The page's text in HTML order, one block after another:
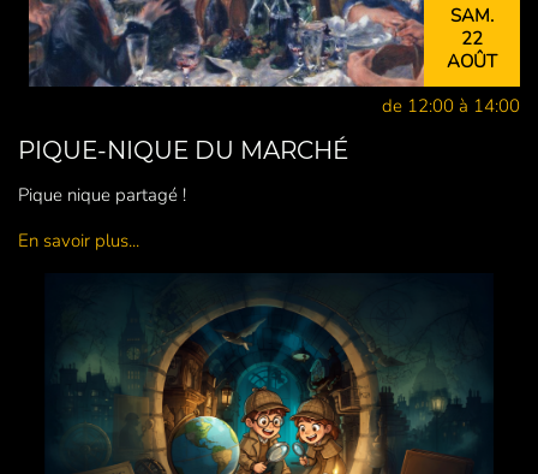
SAM.
22
AOÛT
de 12:00 à 14:00
PIQUE-NIQUE DU MARCHÉ
Pique nique partagé !
En savoir plus...